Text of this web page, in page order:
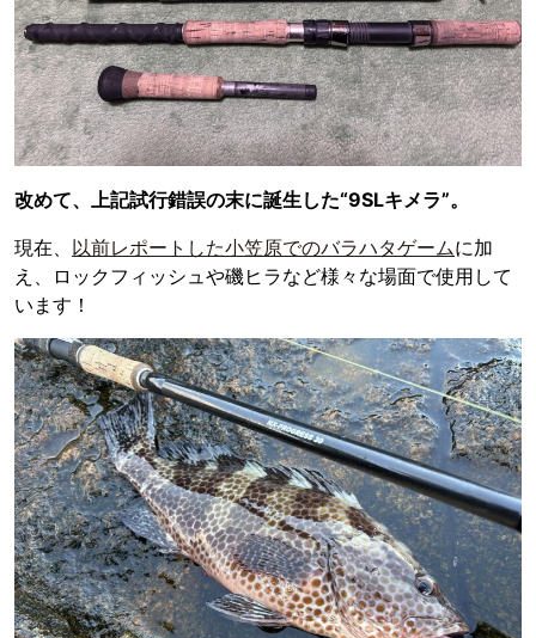
改めて、上記試行錯誤の末に誕生した“9SLキメラ”。
現在、 以前レポートした小笠原でのバラハタゲームに加
え、ロックフィッシュや磯ヒラなど様々な場面で使用して
います！